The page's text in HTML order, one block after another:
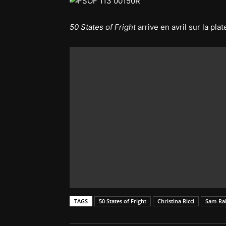
50 States of Frightarrive en avril sur la
TAGS 50 States of Fright Christina Ricci Sam